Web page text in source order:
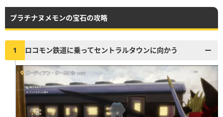
プラチナヌメモンの宝石の攻略
1 ロコモン鉄道に乗ってセントラルタウンに向かう